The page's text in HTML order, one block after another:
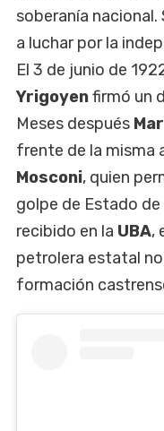
soberanía
a luchar por la
El 3 de junio de
Yrigoyenfirmó un
Meses después
frente de la misma
Mosconi, quien
golpe de Estado de
recibido en la UBA,
petrolera estatal
formación